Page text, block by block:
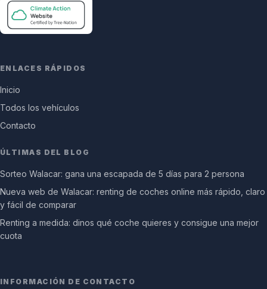
ENLACES RÁPIDOS
Inicio
Todos los vehículos
Contacto
ÚLTIMAS DEL BLOG
Sorteo Walacar: gana una escapada de 5 días para 2 persona
Nueva web de Walacar: renting de coches online más rápido, claro
y fácil de comparar
Renting a medida: dinos qué coche quieres y consigue una mejor
cuota
INFORMACIÓN DE CONTACTO